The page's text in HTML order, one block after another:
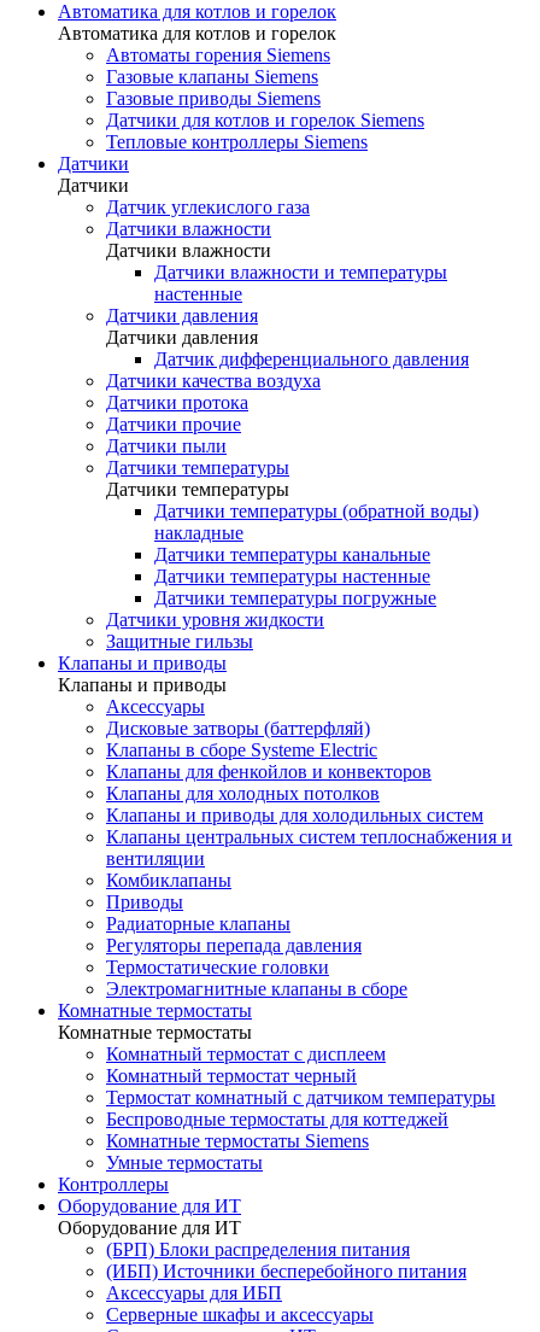
Автоматика для котлов и горелок
Автоматика для котлов и горелок
Автоматы горения Siemens
Газовые клапаны Siemens
Газовые приводы Siemens
Датчики для котлов и горелок Siemens
Тепловые контроллеры Siemens
Датчики
Датчики
Датчик углекислого газа
Датчики влажности
Датчики влажности
Датчики влажности и температуры
настенные
Датчики давления
Датчики давления
Датчик дифференциального давления
Датчики качества воздуха
Датчики протока
Датчики прочие
Датчики пыли
Датчики температуры
Датчики температуры
Датчики температуры (обратной воды)
накладные
Датчики температуры канальные
Датчики температуры настенные
Датчики температуры погружные
Датчики уровня жидкости
Защитные гильзы
Клапаны и приводы
Клапаны и приводы
Аксессуары
Дисковые затворы (баттерфляй)
Клапаны в сборе Systeme Electric
Клапаны для фенкойлов и конвекторов
Клапаны для холодных потолков
Клапаны и приводы для холодильных систем
Клапаны центральных систем теплоснабжения и
вентиляции
Комбиклапаны
Приводы
Радиаторные клапаны
Регуляторы перепада давления
Термостатические головки
Электромагнитные клапаны в сборе
Комнатные термостаты
Комнатные термостаты
Комнатный термостат с дисплеем
Комнатный термостат черный
Термостат комнатный с датчиком температуры
Беспроводные термостаты для коттеджей
Комнатные термостаты Siemens
Умные термостаты
Контроллеры
Оборудование для ИТ
Оборудование для ИТ
(БРП) Блоки распределения питания
(ИБП) Источники бесперебойного питания
Аксессуары для ИБП
Серверные шкафы и аксессуары